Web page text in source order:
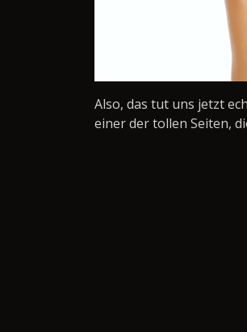
Also, das tut uns jetzt
einer der tollen Seiten,